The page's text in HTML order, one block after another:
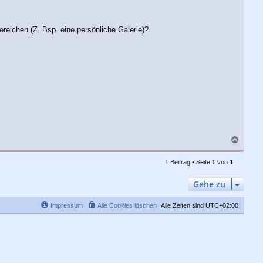
(Z. Bsp. eine persönliche Galerie)?
a
o
e
1 Beitrag • Seite 1 von 1
Gehe zu
Alle Zeiten sind UTC+02:00
Alle Cookies löschen
Impressum